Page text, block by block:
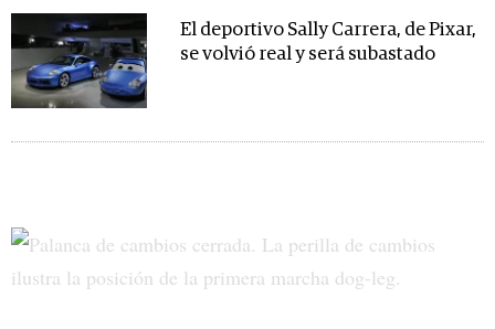
El deportivo Sally Carrera, de Pixar,
se volvió real y será subastado